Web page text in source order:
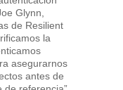
Glynn,
de Resilient
la
asegurarnos
antes de